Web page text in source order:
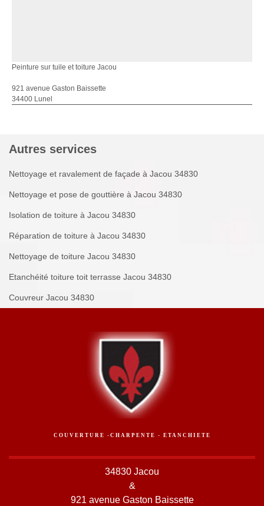
Peinture sur tuile et toiture Jacou
921 avenue Gaston Baissette
34400 Lunel
Autres services
Nettoyage et ravalement de façade à Jacou 34830
Nettoyage et pose de gouttière à Jacou 34830
Isolation de toiture à Jacou 34830
Réparation de toiture à Jacou 34830
Nettoyage de toiture Jacou 34830
Etanchéité toiture toit terrasse Jacou 34830
Couvreur Jacou 34830
COUVERTURE -CHARPENTE - ETANCHIETE
34830 Jacou
&
921 avenue Gaston Baissette